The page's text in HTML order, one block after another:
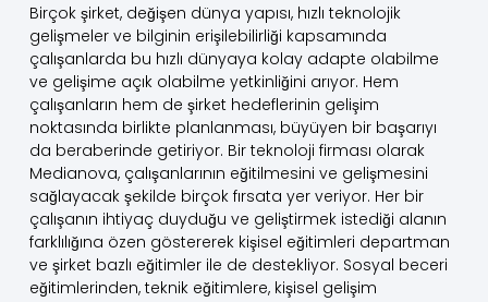
Birçok şirket, değişen dünya yapısı, hızlı teknolojik
gelişmeler ve bilginin erişilebilirliği kapsamında
çalışanlarda bu hızlı dünyaya kolay adapte olabilme
ve gelişime açık olabilme yetkinliğini arıyor. Hem
çalışanların hem de şirket hedeflerinin gelişim
noktasında birlikte planlanması, büyüyen bir başarıyı
da beraberinde getiriyor. Bir teknoloji firması olarak
Medianova, çalışanlarının eğitilmesini ve gelişmesini
sağlayacak şekilde birçok fırsata yer veriyor. Her bir
çalışanın ihtiyaç duyduğu ve geliştirmek istediği alanın
farklılığına özen göstererek kişisel eğitimleri departman
ve şirket bazlı eğitimler ile de destekliyor. Sosyal beceri
eğitimlerinden, teknik eğitimlere, kişisel gelişim